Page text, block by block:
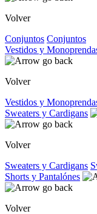
Volver
Conjuntos Conjuntos
Vestidos y
Volver
Vestidos y
Sweaters y Cardigans
Volver
Sweaters y Cardigans
Shorts y Pantalónes
Volver